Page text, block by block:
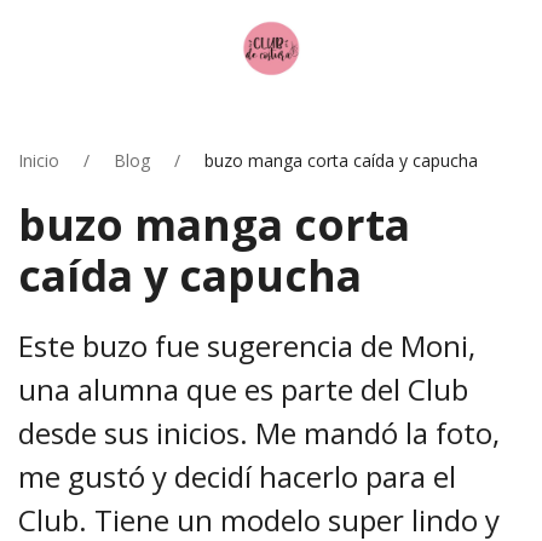
Inicio Blog buzo manga corta caída y capucha
buzo manga corta
caída y capucha
Este buzo fue sugerencia de Moni,
una alumna que es parte del Club
desde sus inicios. Me mandó la foto,
me gustó y decidí hacerlo para el
Club. Tiene un modelo super lindo y